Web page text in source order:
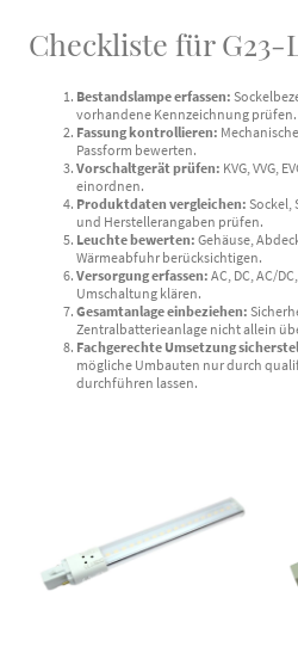
Checkliste für
Bestandslampe erfassen:
vorhandene Kennzeichnung prüfen.
Fassung kontrollieren:
Passform bewerten.
Vorschaltgerät prüfen: KVG, VVG,
einordnen.
Produktdaten vergleichen: Sockel,
und Herstellerangaben prüfen.
Leuchte bewerten: Gehäuse,
Wärmeabfuhr berücksichtigen.
Versorgung erfassen: AC, DC, AC/
Umschaltung klären.
Gesamtanlage einbeziehen:
Zentralbatterieanlage nicht allein
Fachgerechte Umsetzung
mögliche Umbauten nur durch
durchführen lassen.